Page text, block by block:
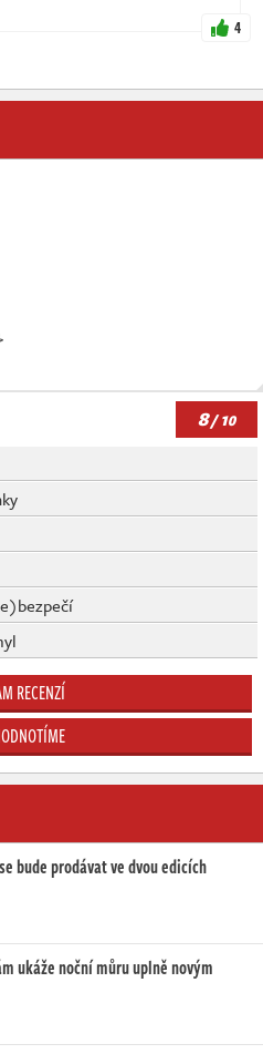
4
8/ 10
RECENZÍ
bude prodávat ve dvou edicích
ukáže noční můru uplně novým